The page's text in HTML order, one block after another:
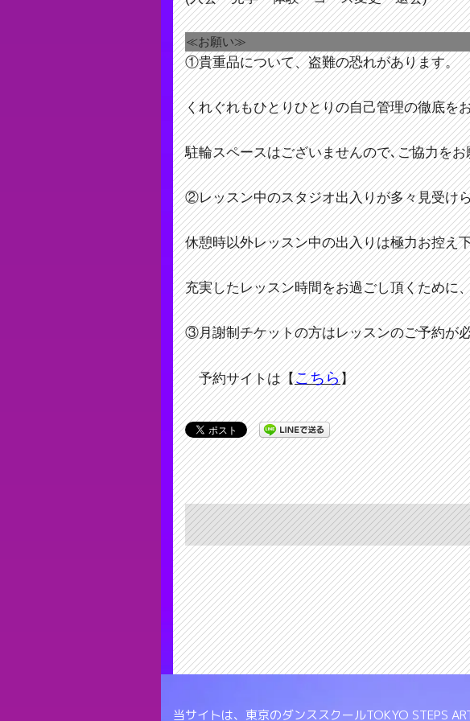
≪お願い≫
①貴重品について、盗難の恐れがあります。
くれぐれもひとりひとりの自己管理の徹底を
駐輪スペースはございませんので､ご協力を
②レッスン中のスタジオ出入りが多々見受け
休憩時以外レッスン中の出入りは極力お控え
充実したレッスン時間をお過ごし頂くために
③月謝制チケットの方はレッスンのご予約が
予約サイトは【こちら】
当サイトは、東京のダンススクールTOKYO STEPS